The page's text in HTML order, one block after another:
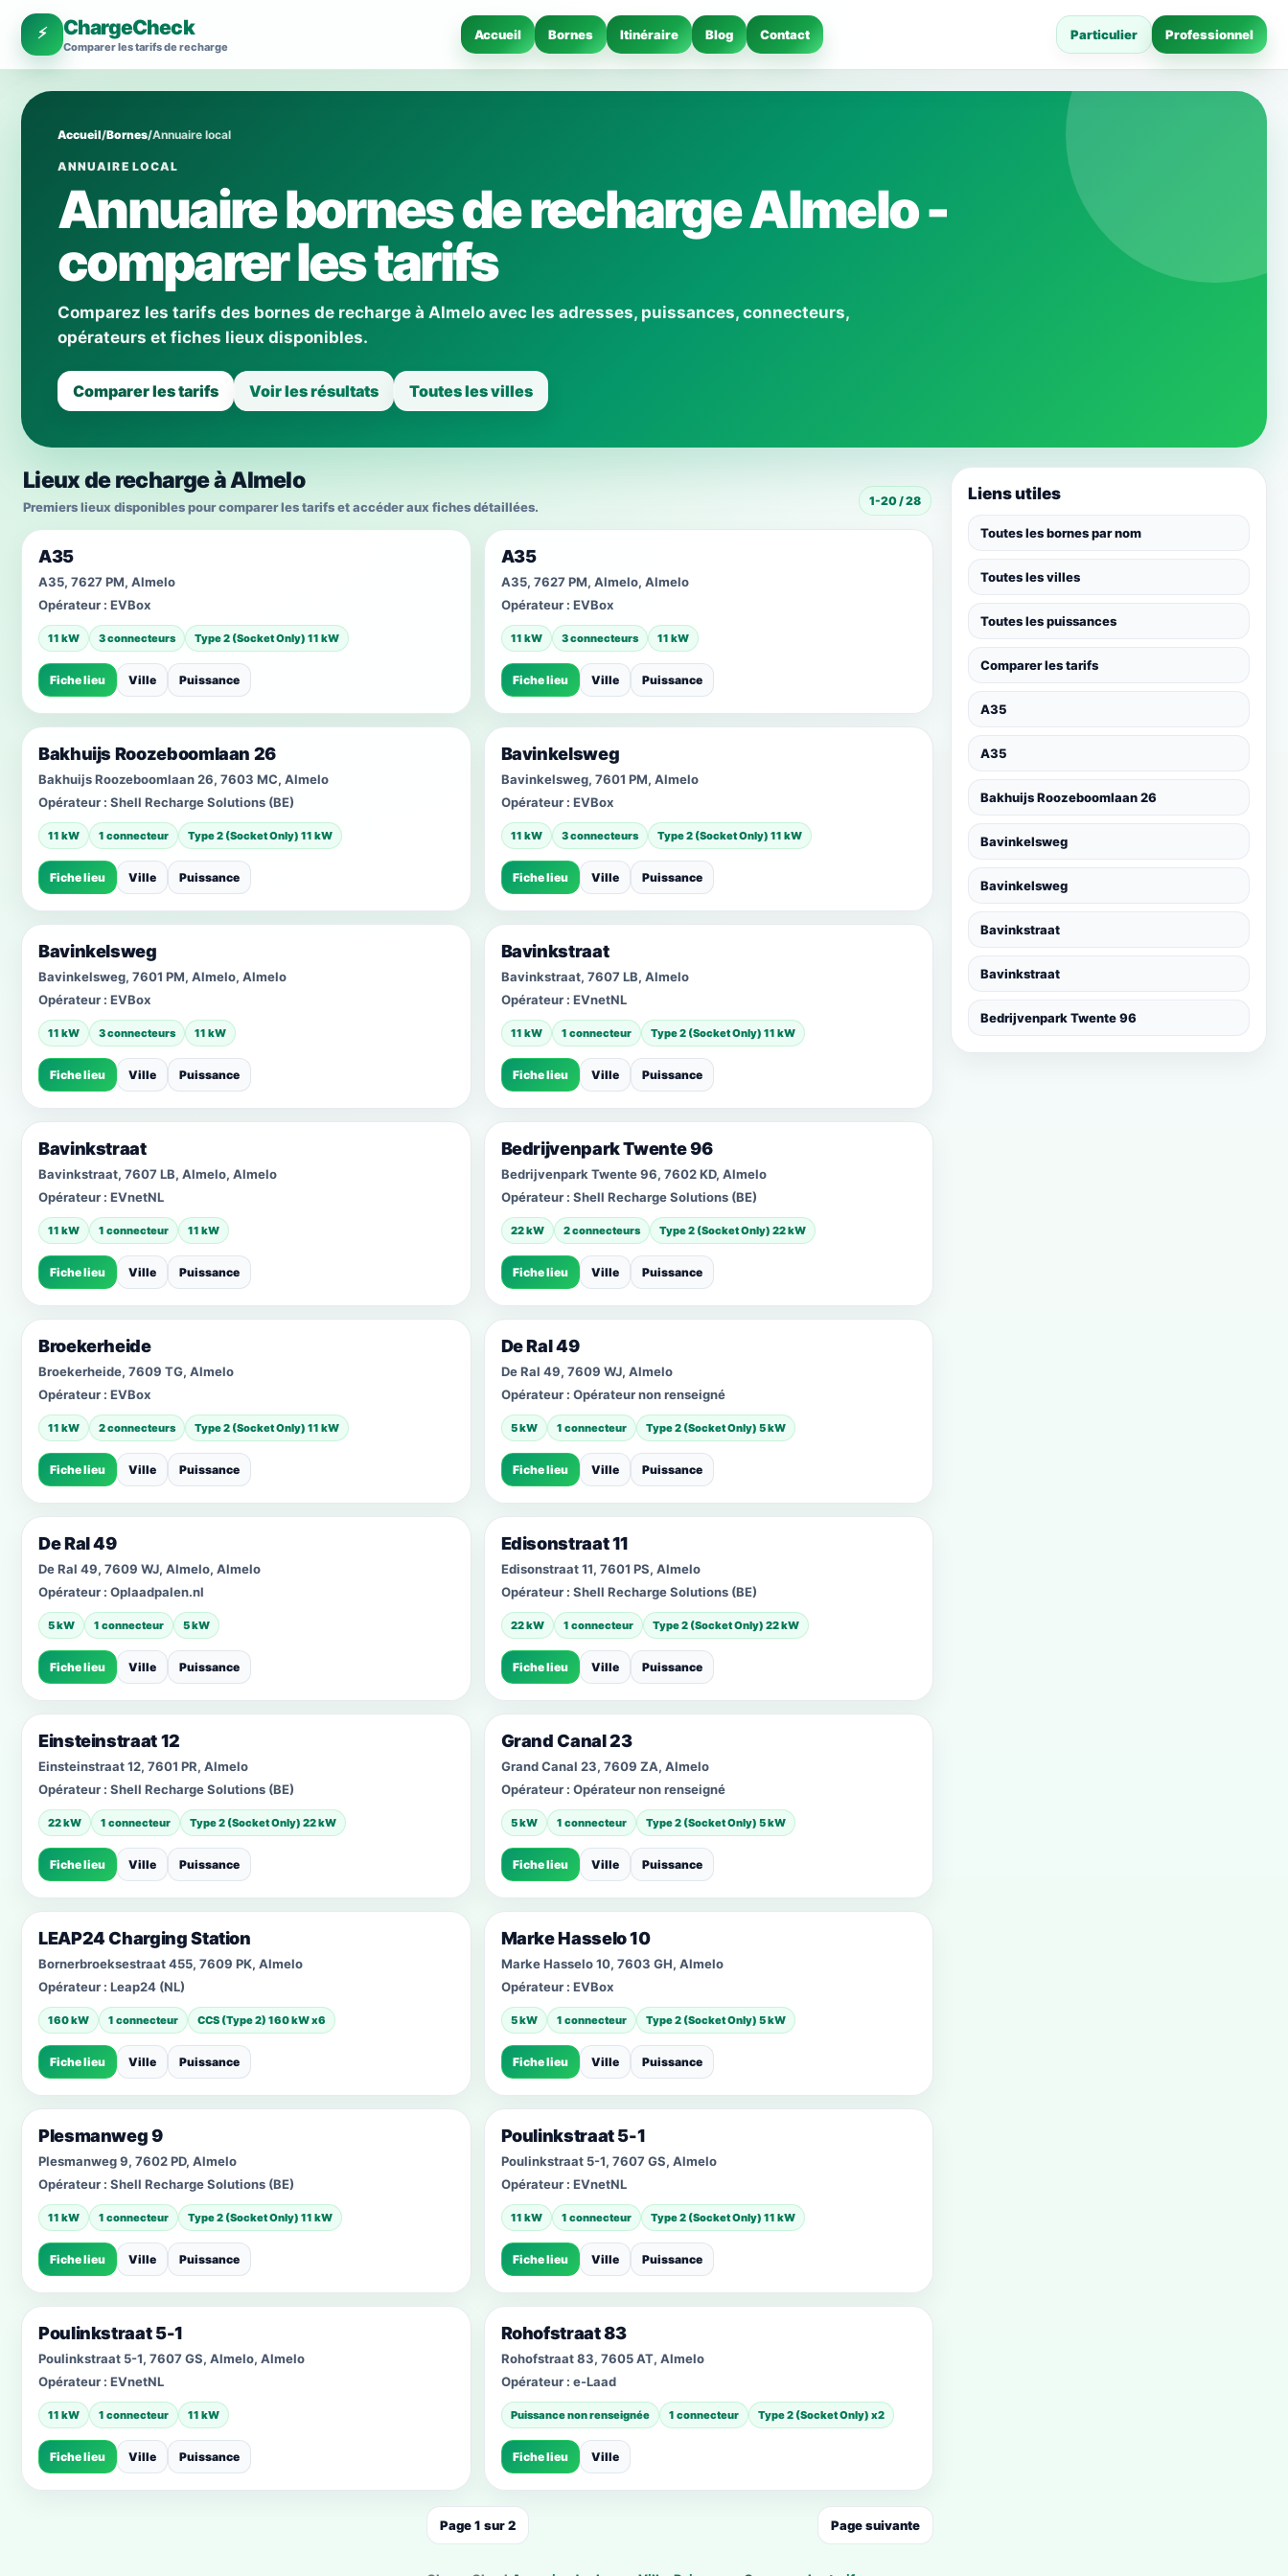
⚡ ChargeCheck
Comparer les tarifs de recharge
Accueil Bornes Itinéraire Blog Contact Particulier Professionnel
Accueil/Bornes/Annuaire local
ANNUAIRE LOCAL
Annuaire bornes de recharge Almelo -
comparer les tarifs
Comparez les tarifs des bornes de recharge à Almelo avec les adresses, puissances, connecteurs,
opérateurs et fiches lieux disponibles.
Comparer les tarifs Voir les résultats Toutes les villes
Lieux de recharge à Almelo
Premiers lieux disponibles pour comparer les tarifs et accéder aux fiches détaillées. 1-20 / 28
A35
A35, 7627 PM, Almelo
Opérateur : EVBox
11 kW 3 connecteurs Type 2 (Socket Only) 11 kW
Fiche lieu Ville Puissance
A35
A35, 7627 PM, Almelo, Almelo
Opérateur : EVBox
11 kW 3 connecteurs 11 kW
Fiche lieu Ville Puissance
Bakhuijs Roozeboomlaan 26
Bakhuijs Roozeboomlaan 26, 7603 MC, Almelo
Opérateur : Shell Recharge Solutions (BE)
11 kW 1 connecteur Type 2 (Socket Only) 11 kW
Fiche lieu Ville Puissance
Bavinkelsweg
Bavinkelsweg, 7601 PM, Almelo
Opérateur : EVBox
11 kW 3 connecteurs Type 2 (Socket Only) 11 kW
Fiche lieu Ville Puissance
Bavinkelsweg
Bavinkelsweg, 7601 PM, Almelo, Almelo
Opérateur : EVBox
11 kW 3 connecteurs 11 kW
Fiche lieu Ville Puissance
Bavinkstraat
Bavinkstraat, 7607 LB, Almelo
Opérateur : EVnetNL
11 kW 1 connecteur Type 2 (Socket Only) 11 kW
Fiche lieu Ville Puissance
Bavinkstraat
Bavinkstraat, 7607 LB, Almelo, Almelo
Opérateur : EVnetNL
11 kW 1 connecteur 11 kW
Fiche lieu Ville Puissance
Bedrijvenpark Twente 96
Bedrijvenpark Twente 96, 7602 KD, Almelo
Opérateur : Shell Recharge Solutions (BE)
22 kW 2 connecteurs Type 2 (Socket Only) 22 kW
Fiche lieu Ville Puissance
Broekerheide
Broekerheide, 7609 TG, Almelo
Opérateur : EVBox
11 kW 2 connecteurs Type 2 (Socket Only) 11 kW
Fiche lieu Ville Puissance
De Ral 49
De Ral 49, 7609 WJ, Almelo
Opérateur : Opérateur non renseigné
5 kW 1 connecteur Type 2 (Socket Only) 5 kW
Fiche lieu Ville Puissance
De Ral 49
De Ral 49, 7609 WJ, Almelo, Almelo
Opérateur : Oplaadpalen.nl
5 kW 1 connecteur 5 kW
Fiche lieu Ville Puissance
Edisonstraat 11
Edisonstraat 11, 7601 PS, Almelo
Opérateur : Shell Recharge Solutions (BE)
22 kW 1 connecteur Type 2 (Socket Only) 22 kW
Fiche lieu Ville Puissance
Einsteinstraat 12
Einsteinstraat 12, 7601 PR, Almelo
Opérateur : Shell Recharge Solutions (BE)
22 kW 1 connecteur Type 2 (Socket Only) 22 kW
Fiche lieu Ville Puissance
Grand Canal 23
Grand Canal 23, 7609 ZA, Almelo
Opérateur : Opérateur non renseigné
5 kW 1 connecteur Type 2 (Socket Only) 5 kW
Fiche lieu Ville Puissance
LEAP24 Charging Station
Bornerbroeksestraat 455, 7609 PK, Almelo
Opérateur : Leap24 (NL)
160 kW 1 connecteur CCS (Type 2) 160 kW x6
Fiche lieu Ville Puissance
Marke Hasselo 10
Marke Hasselo 10, 7603 GH, Almelo
Opérateur : EVBox
5 kW 1 connecteur Type 2 (Socket Only) 5 kW
Fiche lieu Ville Puissance
Plesmanweg 9
Plesmanweg 9, 7602 PD, Almelo
Opérateur : Shell Recharge Solutions (BE)
11 kW 1 connecteur Type 2 (Socket Only) 11 kW
Fiche lieu Ville Puissance
Poulinkstraat 5-1
Poulinkstraat 5-1, 7607 GS, Almelo
Opérateur : EVnetNL
11 kW 1 connecteur Type 2 (Socket Only) 11 kW
Fiche lieu Ville Puissance
Poulinkstraat 5-1
Poulinkstraat 5-1, 7607 GS, Almelo, Almelo
Opérateur : EVnetNL
11 kW 1 connecteur 11 kW
Fiche lieu Ville Puissance
Rohofstraat 83
Rohofstraat 83, 7605 AT, Almelo
Opérateur : e-Laad
Puissance non renseignée 1 connecteur Type 2 (Socket Only) x2
Fiche lieu Ville
Page 1 sur 2 Page suivante
Liens utiles
Toutes les bornes par nom
Toutes les villes
Toutes les puissances
Comparer les tarifs
A35
A35
Bakhuijs Roozeboomlaan 26
Bavinkelsweg
Bavinkelsweg
Bavinkstraat
Bavinkstraat
Bedrijvenpark Twente 96